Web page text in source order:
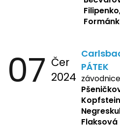
Kozlova
Mitro,
07 Čer
2024
PÁTEK
Flaksová